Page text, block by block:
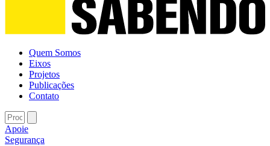
Quem Somos
Eixos
Projetos
Publicações
Contato
Apoie
Segurança